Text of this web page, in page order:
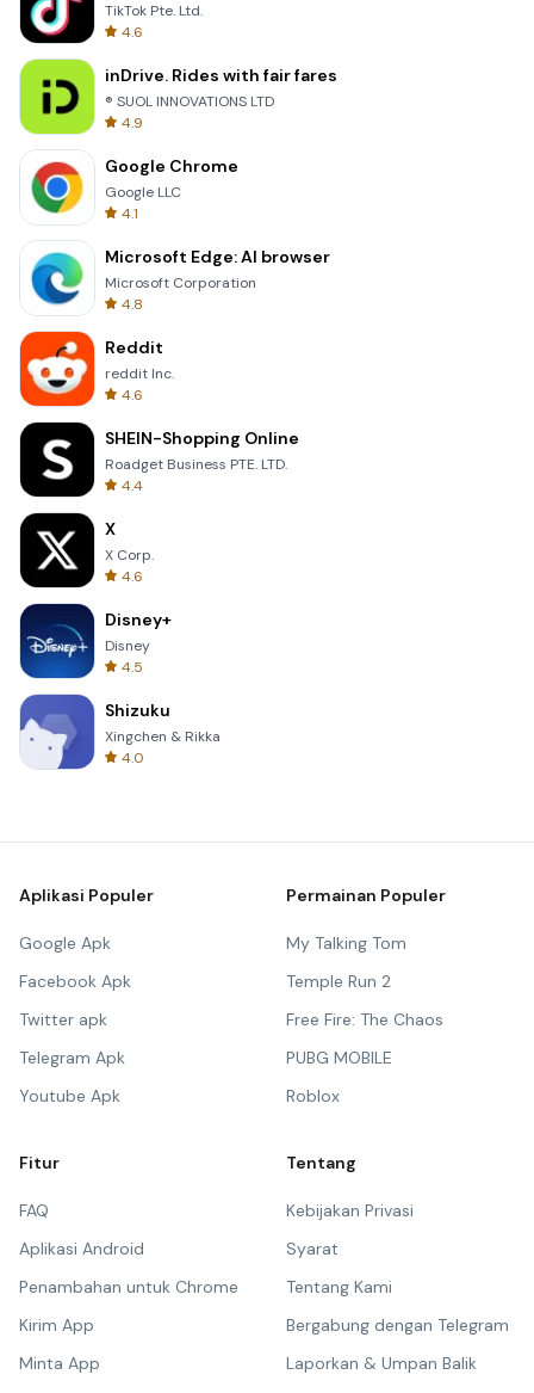
TikTok Pte. Ltd.
4.6
inDrive. Rides with fair fares
® SUOL INNOVATIONS LTD
4.9
Google Chrome
Google LLC
4.1
Microsoft Edge: AI browser
Microsoft Corporation
4.8
Reddit
reddit Inc.
4.6
SHEIN-Shopping Online
Roadget Business PTE. LTD.
4.4
X
X Corp.
4.6
Disney+
Disney
4.5
Shizuku
Xingchen & Rikka
4.0
Aplikasi Populer
Google Apk
Facebook Apk
Twitter apk
Telegram Apk
Youtube Apk
Permainan Populer
My Talking Tom
Temple Run 2
Free Fire: The Chaos
PUBG MOBILE
Roblox
Fitur
FAQ
Aplikasi Android
Penambahan untuk Chrome
Kirim App
Minta App
Tentang
Kebijakan Privasi
Syarat
Tentang Kami
Bergabung dengan Telegram
Laporkan & Umpan Balik